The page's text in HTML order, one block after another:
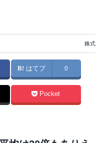
株式
はてブ 0
Pocket